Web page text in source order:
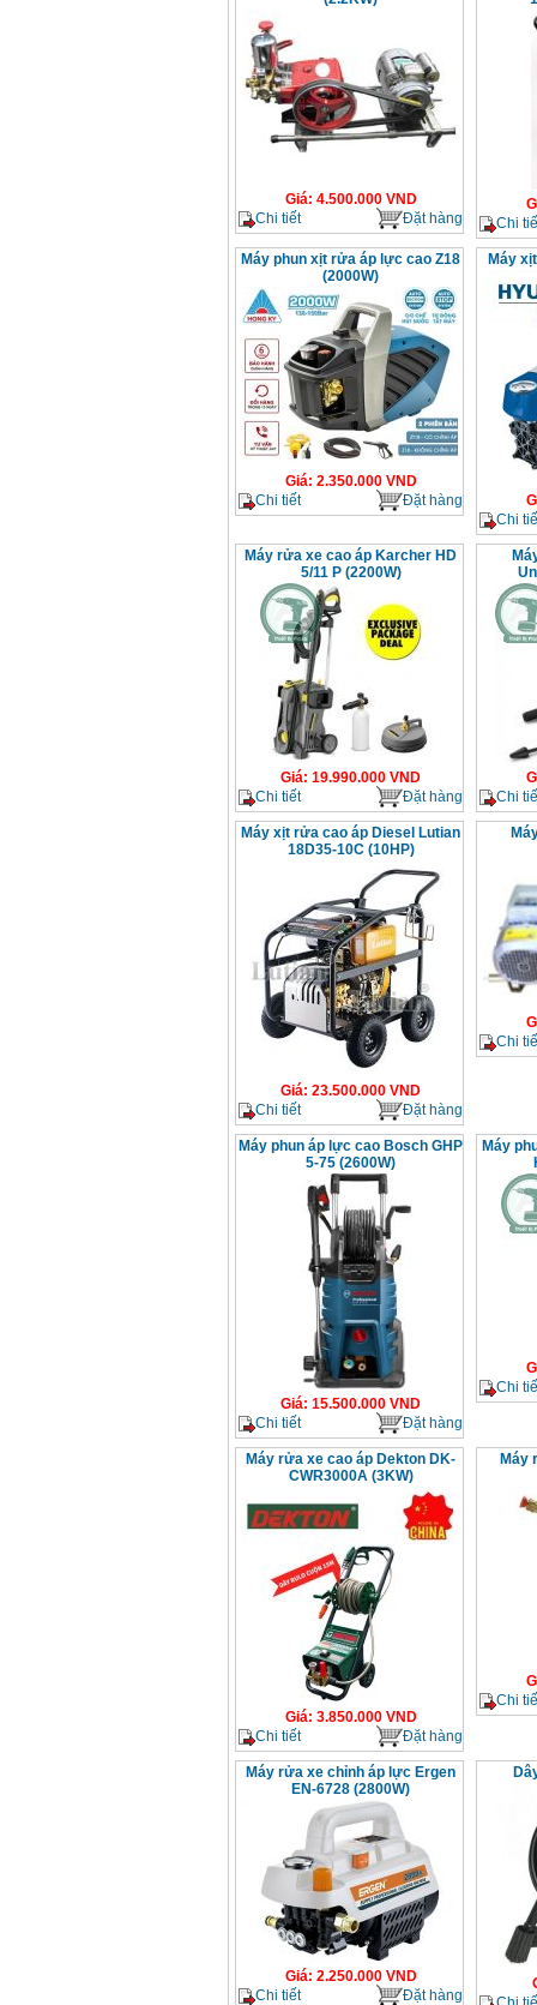
Giá: 4.500.000VND
Chi tiết
Đặt hàng
Chi
Máy phun xịt rửa áp lực cao Z18
(2000W)
Giá: 2.350.000VND
Chi tiết
Đặt hàng
Máy
Chi
Máy rửa xe cao áp Karcher HD
5/11 P (2200W)
Giá: 19.990.000 VND
Chi tiết
Đặt hàng
Chi
Máy xịt rửa cao áp Diesel Lutian
18D35-10C (10HP)
Giá: 23.500.000 VND
Chi tiết
Đặt hàng
Chi
Máy phun áp lực cao Bosch GHP
5-75 (2600W)
Giá: 15.500.000 VND
Chi tiết
Đặt hàng
Máy
Chi
Máy rửa xe cao áp Dekton DK-
CWR3000A (3KW)
Giá: 3.850.000VND
Chi tiết
Đặt hàng
Máy
Chi
Máy rửa xe chỉnh áp lực Ergen
EN-6728 (2800W)
Giá: 2.250.000VND
Chi tiết
Đặt hàng